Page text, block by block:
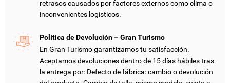
retrasos causados por factores externos como clima o
inconvenientes logísticos.
Política de Devolución – Gran Turismo
En Gran Turismo garantizamos tu satisfacción.
Aceptamos devoluciones dentro de 15 días hábiles tras
la entrega por: Defecto de fábrica: cambio o devolución
MI LISTA DE DESEOS
add_circle_outline CREAR NUEVA LISTA
CREAR LISTA DE DESEOS
NOMBRE DE LA LISTA DE DESEOS
INICIAR SESIÓN
DEBE INICIAR SESIÓN PARA GUARDAR PRODUCTOS EN SU
LISTA DE DESEOS.